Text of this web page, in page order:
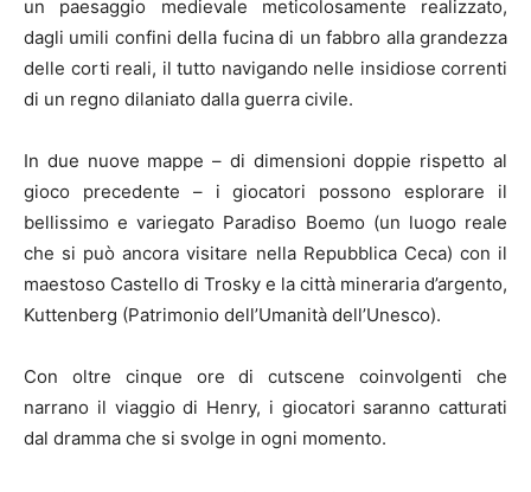
un paesaggio medievale meticolosamente realizzato,
dagli umili confini della fucina di un fabbro alla grandezza
delle corti reali, il tutto navigando nelle insidiose correnti
di un regno dilaniato dalla guerra civile.
In due nuove mappe – di dimensioni doppie rispetto al
gioco precedente – i giocatori possono esplorare il
bellissimo e variegato Paradiso Boemo (un luogo reale
che si può ancora visitare nella Repubblica Ceca) con il
maestoso Castello di Trosky e la città mineraria d’argento,
Kuttenberg (Patrimonio dell’Umanità dell’Unesco).
Con oltre cinque ore di cutscene coinvolgenti che
narrano il viaggio di Henry, i giocatori saranno catturati
dal dramma che si svolge in ogni momento.